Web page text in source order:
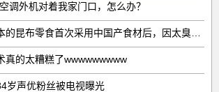
调外机对着我家门口，怎么办？
真的太糟糕了wwwwwwwww
岁声优粉丝被电视曝光